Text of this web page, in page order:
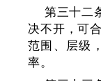
第三十二
决不开，可
范围、层级
率。